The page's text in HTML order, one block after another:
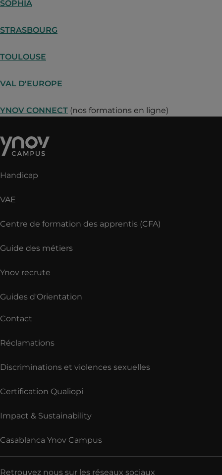
SOPHIA
STRASBOURG
TOULOUSE
VAL D'EUROPE
YNOV CONNECT (nos formations en ligne)
Handicap
VAE
Centre de formation des apprentis (CFA)
Guide des métiers
Ynov recrute
Guides d'Orientation
Contact
Réclamations
Discriminations et violences sexuelles
Certification Qualiopi
Impact & Sustainability
Casablanca Ynov Campus
Retrouvez nous sur les réseaux sociaux